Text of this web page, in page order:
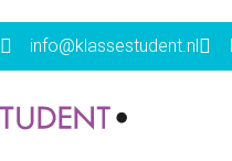
info@klassestudent.nl